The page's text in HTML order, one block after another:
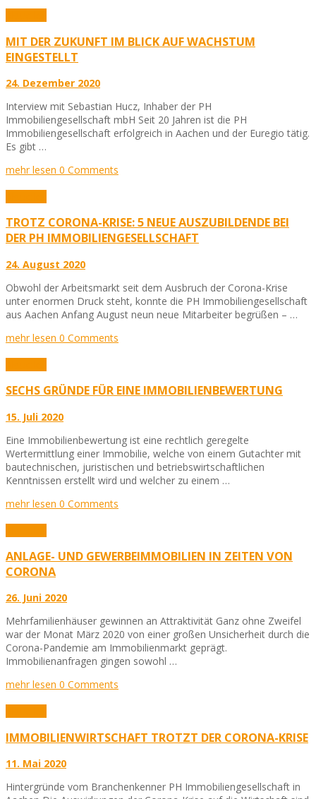
MIT DER ZUKUNFT IM BLICK AUF WACHSTUM
EINGESTELLT
24. Dezember 2020
Interview mit Sebastian Hucz, Inhaber der PH
Immobiliengesellschaft mbH Seit 20 Jahren ist die PH
Immobiliengesellschaft erfolgreich in Aachen und der Euregio tätig.
Es gibt …
mehr lesen 0 Comments
TROTZ CORONA-KRISE: 5 NEUE AUSZUBILDENDE BEI
DER PH IMMOBILIENGESELLSCHAFT
24. August 2020
Obwohl der Arbeitsmarkt seit dem Ausbruch der Corona-Krise
unter enormen Druck steht, konnte die PH Immobiliengesellschaft
aus Aachen Anfang August neun neue Mitarbeiter begrüßen – …
mehr lesen 0 Comments
SECHS GRÜNDE FÜR EINE IMMOBILIENBEWERTUNG
15. Juli 2020
Eine Immobilienbewertung ist eine rechtlich geregelte
Wertermittlung einer Immobilie, welche von einem Gutachter mit
bautechnischen, juristischen und betriebswirtschaftlichen
Kenntnissen erstellt wird und welcher zu einem …
mehr lesen 0 Comments
ANLAGE- UND GEWERBEIMMOBILIEN IN ZEITEN VON
CORONA
26. Juni 2020
Mehrfamilienhäuser gewinnen an Attraktivität Ganz ohne Zweifel
war der Monat März 2020 von einer großen Unsicherheit durch die
Corona-Pandemie am Immobilienmarkt geprägt.
Immobilienanfragen gingen sowohl …
mehr lesen 0 Comments
IMMOBILIENWIRTSCHAFT TROTZT DER CORONA-KRISE
11. Mai 2020
Hintergründe vom Branchenkenner PH Immobiliengesellschaft in